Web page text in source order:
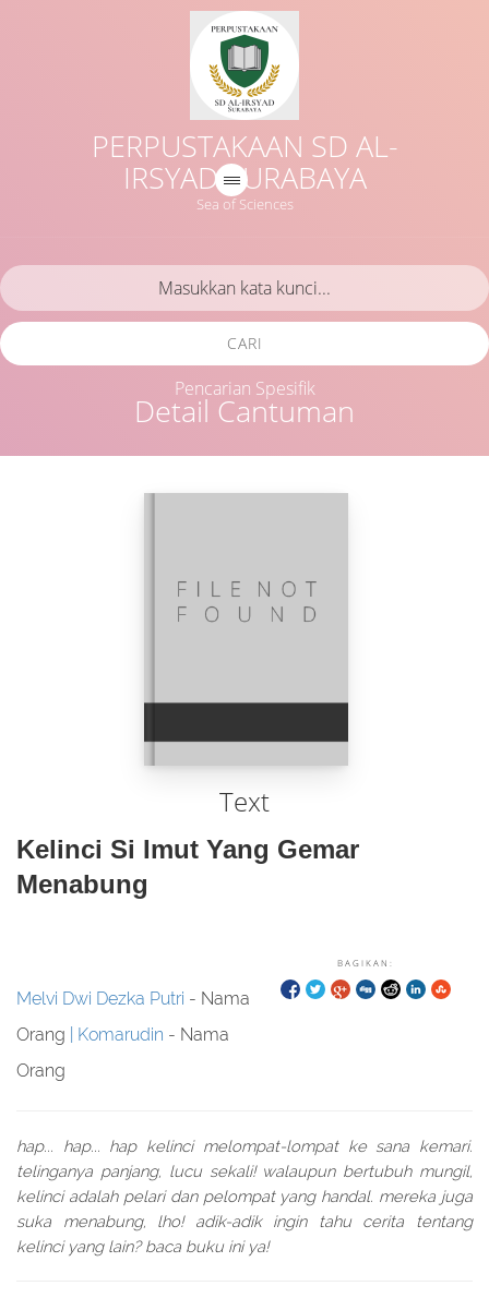
PERPUSTAKAAN SD AL-
IRSYAD SURABAYA
Sea of Sciences
Detail Cantuman
CARI
Pencarian Spesifik
Text
Kelinci Si Imut Yang Gemar
Menabung
BAGIKAN:
Melvi Dwi Dezka Putri - Nama
Orang
Komarudin - Nama
Orang
hap... hap... hap kelinci melompat-lompat ke sana kemari.
telinganya panjang, lucu sekali! walaupun bertubuh mungil,
kelinci adalah pelari dan pelompat yang handal. mereka juga
suka menabung, lho! adik-adik ingin tahu cerita tentang
kelinci yang lain? baca buku ini ya!